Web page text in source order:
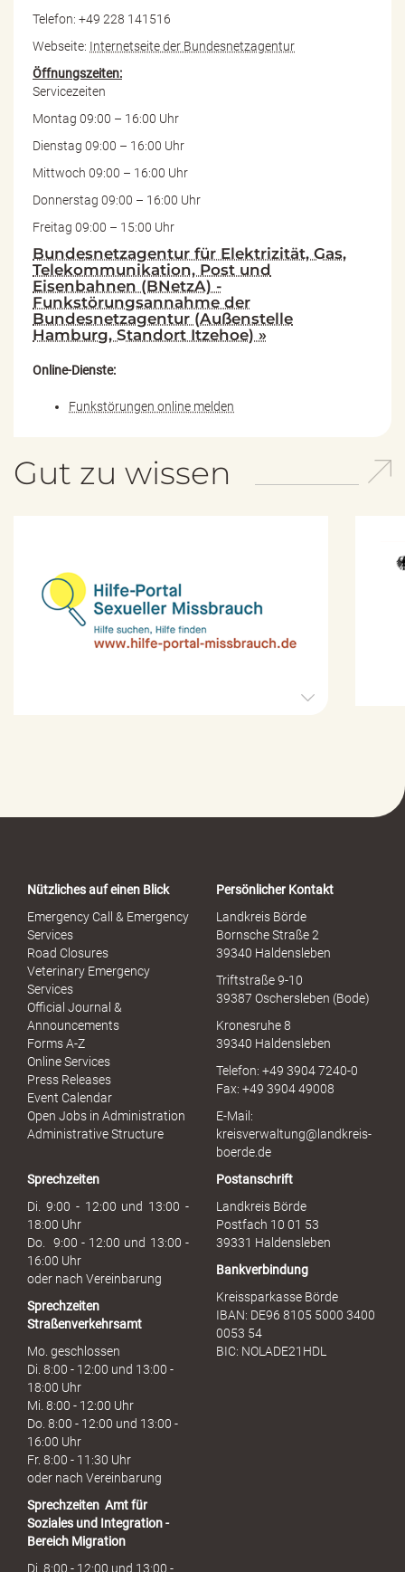
Telefon: +49 228 141516
Webseite: Internetseite der Bundesnetzagentur
Öffnungszeiten:
Servicezeiten
Montag 09:00 – 16:00 Uhr
Dienstag 09:00 – 16:00 Uhr
Mittwoch 09:00 – 16:00 Uhr
Donnerstag 09:00 – 16:00 Uhr
Freitag 09:00 – 15:00 Uhr
Bundesnetzagentur für Elektrizität, Gas,
Telekommunikation, Post und
Eisenbahnen (BNetzA) -
Funkstörungsannahme der
Bundesnetzagentur (Außenstelle
Hamburg, Standort Itzehoe) »
Online-Dienste:
Funkstörungen online melden
Gut zu wissen
o
u
h
Nützliches auf einen Blick
Emergency Call & Emergency
Services
Road Closures
Veterinary Emergency
Services
Official Journal &
Announcements
Forms A-Z
Online Services
Press Releases
Event Calendar
Open Jobs in Administration
Administrative Structure
Persönlicher Kontakt
Landkreis Börde
Bornsche Straße 2
39340 Haldensleben
Triftstraße 9-10
39387 Oschersleben (Bode)
Kronesruhe 8
39340 Haldensleben
Telefon: +49 3904 7240-0
Fax: +49 3904 49008
E-Mail:
kreisverwaltung@landkreis-
boerde.de
Sprechzeiten
Di. 9:00 - 12:00 und 13:00 -
18:00 Uhr
Do. 9:00 - 12:00 und 13:00 -
16:00 Uhr
oder nach Vereinbarung
Sprechzeiten
Straßenverkehrsamt
Mo. geschlossen
Di. 8:00 - 12:00 und 13:00 -
18:00 Uhr
Mi. 8:00 - 12:00 Uhr
Do. 8:00 - 12:00 und 13:00 -
16:00 Uhr
Fr. 8:00 - 11:30 Uhr
oder nach Vereinbarung
Sprechzeiten Amt für
Soziales und Integration -
Bereich Migration
Di. 8:00 - 12:00 und 13:00 -
Postanschrift
Landkreis Börde
Postfach 10 01 53
39331 Haldensleben
Bankverbindung
Kreissparkasse Börde
IBAN: DE96 8105 5000 3400
0053 54
BIC: NOLADE21HDL